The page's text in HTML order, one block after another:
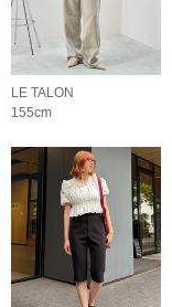
LE TALON
155cm